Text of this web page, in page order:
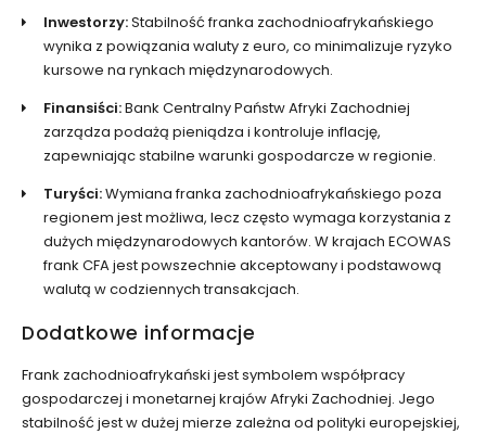
Inwestorzy:Stabilność franka zachodnioafrykańskiego
wynika z powiązania waluty z euro, co minimalizuje ryzyko
kursowe na rynkach międzynarodowych.
Finansiści:Bank Centralny Państw Afryki Zachodniej
zarządza podażą pieniądza i kontroluje inflację,
zapewniając stabilne warunki gospodarcze w regionie.
Turyści:Wymiana franka zachodnioafrykańskiego poza
regionem jest możliwa, lecz często wymaga korzystania z
dużych międzynarodowych kantorów. W krajach ECOWAS
frank CFA jest powszechnie akceptowany i podstawową
walutą w codziennych transakcjach.
Dodatkowe informacje
Frank zachodnioafrykański jest symbolem współpracy
gospodarczej i monetarnej krajów Afryki Zachodniej. Jego
stabilność jest w dużej mierze zależna od polityki europejskiej,